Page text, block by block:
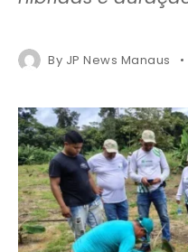
By JP News Manaus